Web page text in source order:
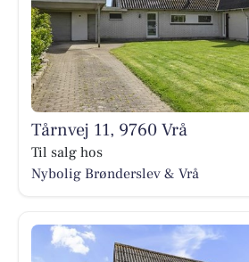
Tårnvej 11, 9760 Vrå
Til salg hos
Nybolig Brønderslev & Vrå